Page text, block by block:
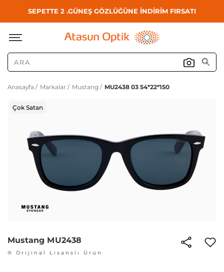
SEPETTE 2 .GÜNEŞ GÖZLÜĞÜNE İNDİRİM FIRSATI
Anasayfa / Markalar / Mustang / MU2438 03 54*22*150
Çok Satan
Mustang MU2438
® Orijinal Lisanslı Ürün